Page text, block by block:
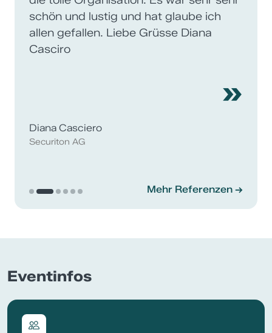
schön und lustig und hat glaube ich
allen gefallen. Liebe Grüsse Diana
Casciro
»
Diana Casciero
Securiton AG
Mehr Referenzen
Eventinfos